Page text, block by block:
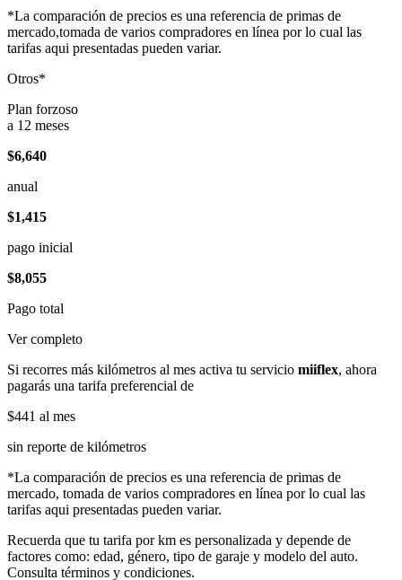
*La comparación de precios es una referencia de primas de
mercado,tomada de varios compradores en línea por lo cual las
tarifas aqui presentadas pueden variar.
Otros*
Plan forzoso
a 12 meses
$6,640
anual
$1,415
pago inicial
$8,055
Pago total
Ver completo
Si recorres más kilómetros al mes activa tu servicio miiflex, ahora
pagarás una tarifa preferencial de
$441 al mes
sin reporte de kilómetros
*La comparación de precios es una referencia de primas de
mercado, tomada de varios compradores en línea por lo cual las
tarifas aqui presentadas pueden variar.
Recuerda que tu tarifa por km es personalizada y depende de
factores como: edad, género, tipo de garaje y modelo del auto.
Consulta términos y condiciones.